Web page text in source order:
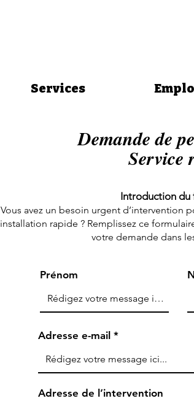
Services
Demande de
Service
Introduction du
Vous avez un besoin urgent d’intervention
installation rapide ? Remplissez ce
votre demande dans
Prénom
Adresse e-mail
Adresse de l’intervention